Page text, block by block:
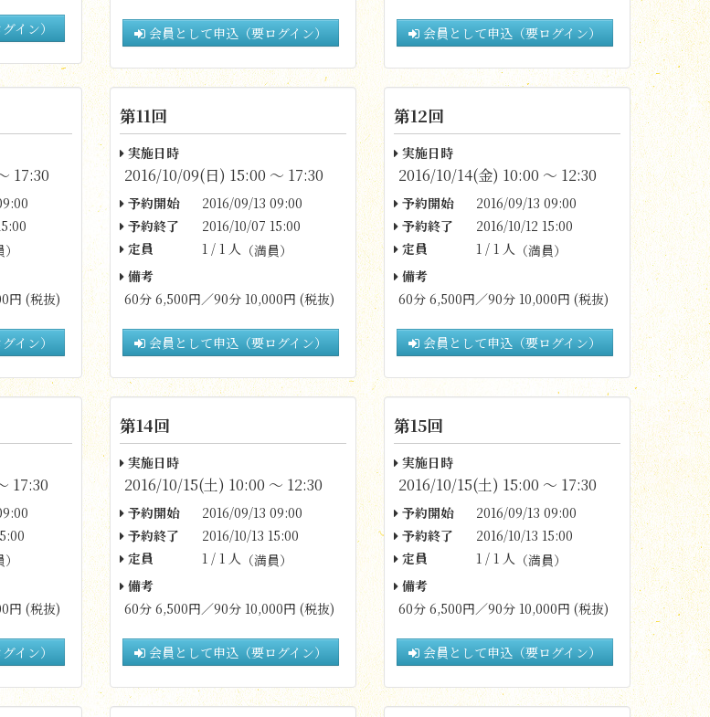
イン） 会員として申込（要ログイン） 会員として申込（要ログイン）
17:30
円 (税抜)
イン）
第11回
実施日時
2016/10/09(日) 15:00 〜 17:30
予約開始
2016/09/13 09:00
予約終了
2016/10/07 15:00
定員
1 / 1 人 （満員）
備考
60分 6,500円／90分 10,000円 (税抜)
会員として申込（要ログイン）
第12回
実施日時
2016/10/14(金) 10:00 〜 12:30
予約開始
2016/09/13 09:00
予約終了
2016/10/12 15:00
定員
1 / 1 人 （満員）
備考
60分 6,500円／90分 10,000円 (税抜)
会員として申込（要ログイン）
17:30
円 (税抜)
イン）
第14回
実施日時
2016/10/15(土) 10:00 〜 12:30
予約開始
2016/09/13 09:00
予約終了
2016/10/13 15:00
定員
1 / 1 人 （満員）
備考
60分 6,500円／90分 10,000円 (税抜)
会員として申込（要ログイン）
第15回
実施日時
2016/10/15(土) 15:00 〜 17:30
予約開始
2016/09/13 09:00
予約終了
2016/10/13 15:00
定員
1 / 1 人 （満員）
備考
60分 6,500円／90分 10,000円 (税抜)
会員として申込（要ログイン）